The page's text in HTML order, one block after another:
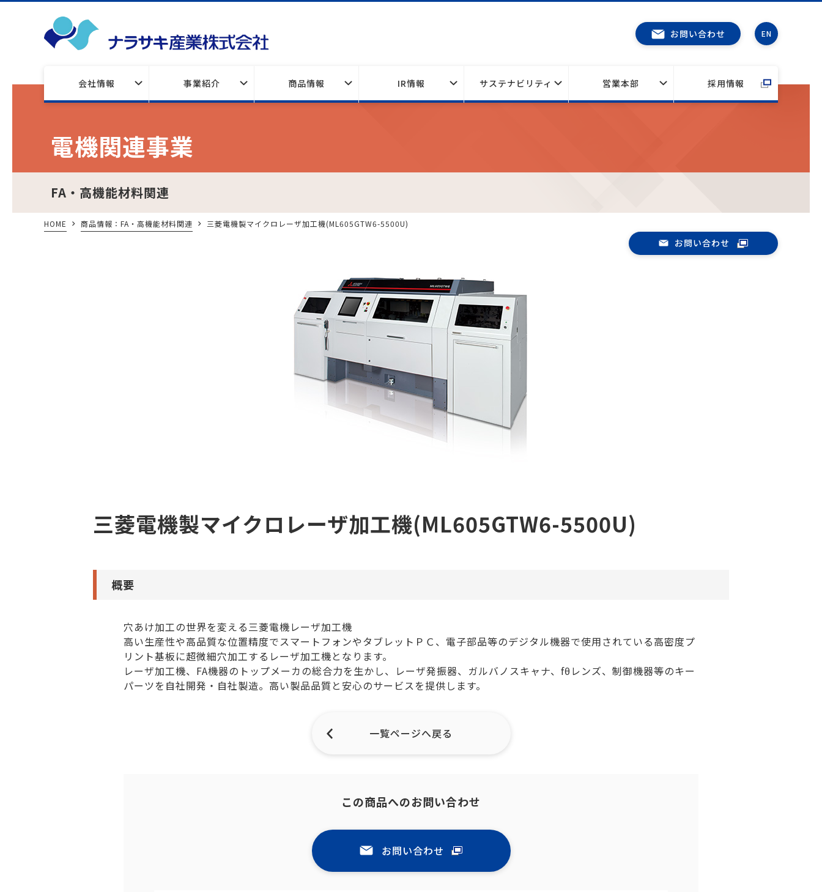
お問い合わせ EN
会社情報 事業紹介 商品情報 IR情報 サステナビリティ 営業本部 採用情報
電機関連事業
FA・高機能材料関連
HOME 商品情報：FA・高機能材料関連 三菱電機製マイクロレーザ加工機(ML605GTW6-5500U)
お問い合わせ
三菱電機製マイクロレーザ加工機(ML605GTW6-5500U)
概要
穴あけ加工の世界を変える三菱電機レーザ加工機
高い生産性や高品質な位置精度でスマートフォンやタブレットＰＣ、電子部品等のデジタル機器で使用されている高密度プ
リント基板に超微細穴加工するレーザ加工機となります。
レーザ加工機、FA機器のトップメーカの総合力を生かし、レーザ発振器、ガルバノスキャナ、fθレンズ、制御機器等のキー
パーツを自社開発・自社製造。高い製品品質と安心のサービスを提供します。
一覧ページへ戻る
この商品へのお問い合わせ
お問い合わせ